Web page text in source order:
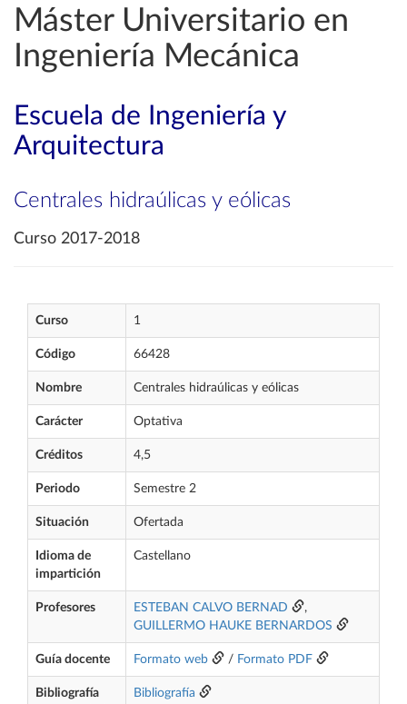
Máster Universitario en
Ingeniería Mecánica
Escuela de Ingeniería y
Arquitectura
Centrales hidraúlicas y eólicas
Curso 2017-2018
Curso 1
Código 66428
Nombre Centrales hidraúlicas y eólicas
Carácter Optativa
Créditos 4,5
Periodo Semestre 2
Situación Ofertada
Idioma de
impartición
Castellano
Profesores ESTEBAN CALVO BERNAD
,
GUILLERMO HAUKE BERNARDOS
Guía docente Formato web / Formato PDF
Bibliografía
Bibliografía